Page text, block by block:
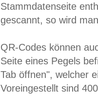
Stammdatenseite
gescannt, so wird
QR-Codes können
Seite eines Pegels
Tab öffnen", welcher
Voreingestellt sind